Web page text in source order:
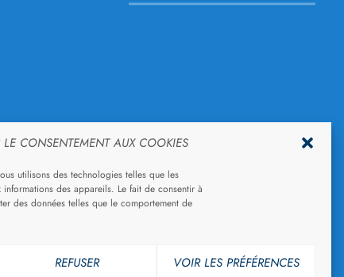
LE CONSENTEMENT AUX COOKIES
utilisons des technologies telles que les
des appareils. Le fait de consentir à
des données telles que le comportement de
REFUSER VOIR LES PRÉFÉRENCES